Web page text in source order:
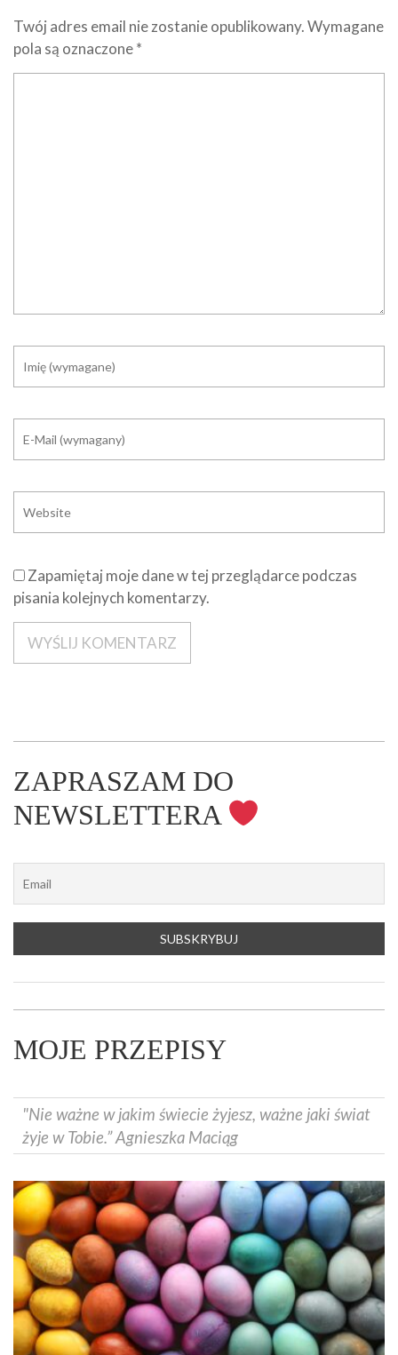
Twój adres email nie zostanie opublikowany.Wymagane
pola są oznaczone*
Zapamiętaj moje dane w tej przeglądarce podczas
pisania kolejnych komentarzy.
ZAPRASZAM DO
NEWSLETTERA
MOJE PRZEPISY
"Nie ważne w jakim świecie żyjesz, ważne jaki świat
żyje w Tobie.” Agnieszka Maciąg